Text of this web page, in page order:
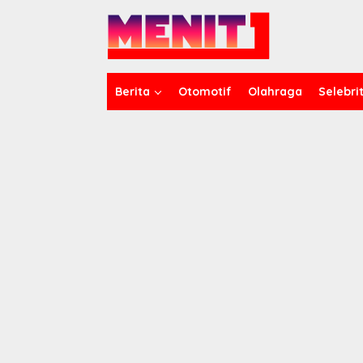
Berita Otomotif Olahraga